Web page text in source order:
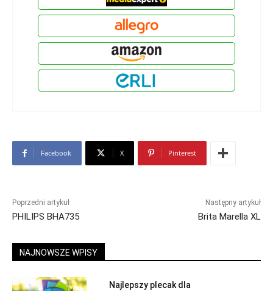
Facebook X Pinterest
Poprzedni artykuł
PHILIPS BHA735
Następny artykuł
Brita Marella XL
NAJNOWSZE WPISY
Najlepszy plecak dla